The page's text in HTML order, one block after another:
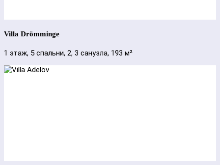
Villa Drömminge
1 этаж, 5 спальни, 2, 3 санузла, 193 м²